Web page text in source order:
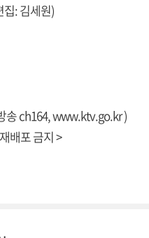
: 김세원)
송 ch164,www.ktv.go.kr)
배포 금지 >